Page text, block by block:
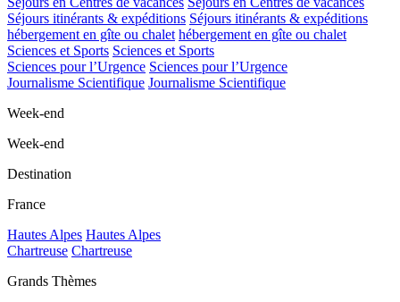
Séjours itinérants & expéditions Séjours itinérants & expéditions
hébergement en gîte ou chalet hébergement en gîte ou chalet
Sciences et Sports Sciences et Sports
Sciences pour l’Urgence Sciences pour l’Urgence
Journalisme Scientifique Journalisme Scientifique
Week-end
Week-end
Destination
France
Hautes Alpes Hautes Alpes
Chartreuse Chartreuse
Grands Thèmes